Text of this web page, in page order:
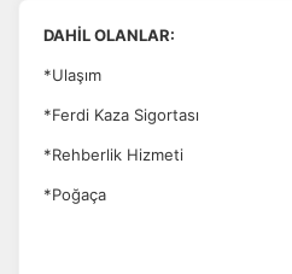
DAHİL OLANLAR:
*Ulaşım
*Ferdi Kaza Sigortası
*Rehberlik Hizmeti
*Poğaça